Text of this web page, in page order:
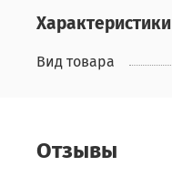
Характеристики
Вид товара
Отзывы